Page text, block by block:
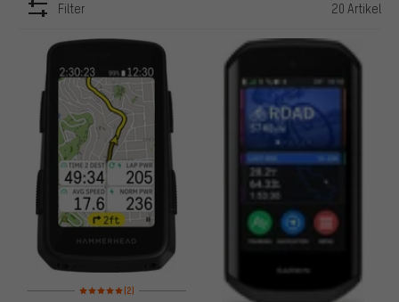
Filter 20 Artikel
ARTIKEL
Bewertungen: 5 von 5 basierend auf 2 Bewertungen
(2)